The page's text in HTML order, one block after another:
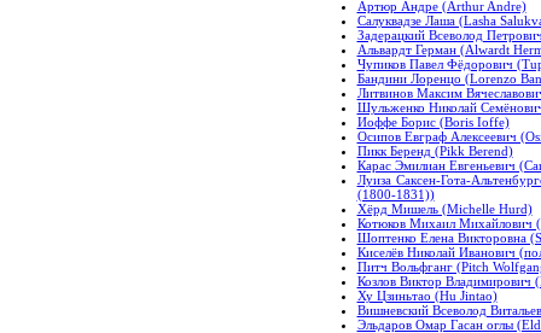
Артюр Андре (Arthur Andre)
Салуквадзе Лаша (Lasha
Задерацкий Всеволод
Альвардт Герман (Alwardt
Чупиков Павел Фёдорович
Бандини Лоренцо (Lorenzo
Литвинов Максим
Шульженко Николай
Иоффе Борис (Boris Ioffe)
Осипов Евграф Алексеевич
Пикк Беренд (Pikk Berend)
Карас Эмилиан Евгеньевич
Луиза Саксен-Гота-
(1800-1831))
Хёрд Мишель (Michelle Hurd)
Котюков Михаил
Шоптенко Елена Викторовна
Киселёв Николай Иванович
Питч Вольфганг (Pitch
Козлов Виктор
Ху Цзиньтао (Hu Jintao)
Вишневский Всеволод
Эльдаров Омар Гасан оглы